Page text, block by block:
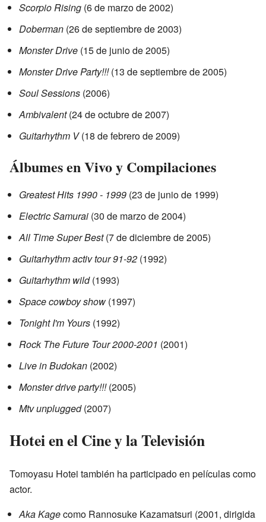
Scorpio Rising (6 de marzo de 2002)
Doberman (26 de septiembre de 2003)
Monster Drive (15 de junio de 2005)
Monster Drive Party!!!(13 de septiembre de 2005)
Soul Sessions (2006)
Ambivalent(24 de octubre de 2007)
Guitarhythm V(18 de febrero de 2009)
Álbumes en Vivo y Compilaciones
Greatest Hits 1990 - 1999 (23 de junio de 1999)
Electric Samurai (30 de marzo de 2004)
All Time Super Best(7 de diciembre de 2005)
Guitarhythm activ tour 91-92 (1992)
Guitarhythm wild(1993)
Space cowboy show (1997)
Tonight I'm Yours (1992)
Rock The Future Tour 2000-2001 (2001)
Live in Budokan (2002)
Monster drive party!!!(2005)
Mtv unplugged(2007)
Hotei en el Cine y la Televisión
Tomoyasu Hotei también ha participado en películas como
actor.
Aka Kagecomo Rannosuke Kazamatsuri (2001, dirigida